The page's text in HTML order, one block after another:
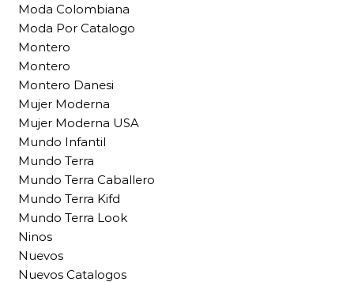
Moda Colombiana
Moda Por Catalogo
Montero
Montero
Montero Danesi
Mujer Moderna
Mujer Moderna USA
Mundo Infantil
Mundo Terra
Mundo Terra Caballero
Mundo Terra Kifd
Mundo Terra Look
Ninos
Nuevos
Nuevos Catalogos